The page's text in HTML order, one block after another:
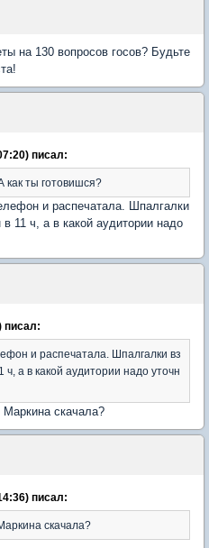
на 130 вопросов госов? Будьте
писал:
как ты готовишся?
и распечатала. Шпалгалки
11 ч, а в какой аудитории надо
писал:
и распечатала. Шпалгалки вз
а в какой аудитории надо уточн
скачала?
писал:
скачала?